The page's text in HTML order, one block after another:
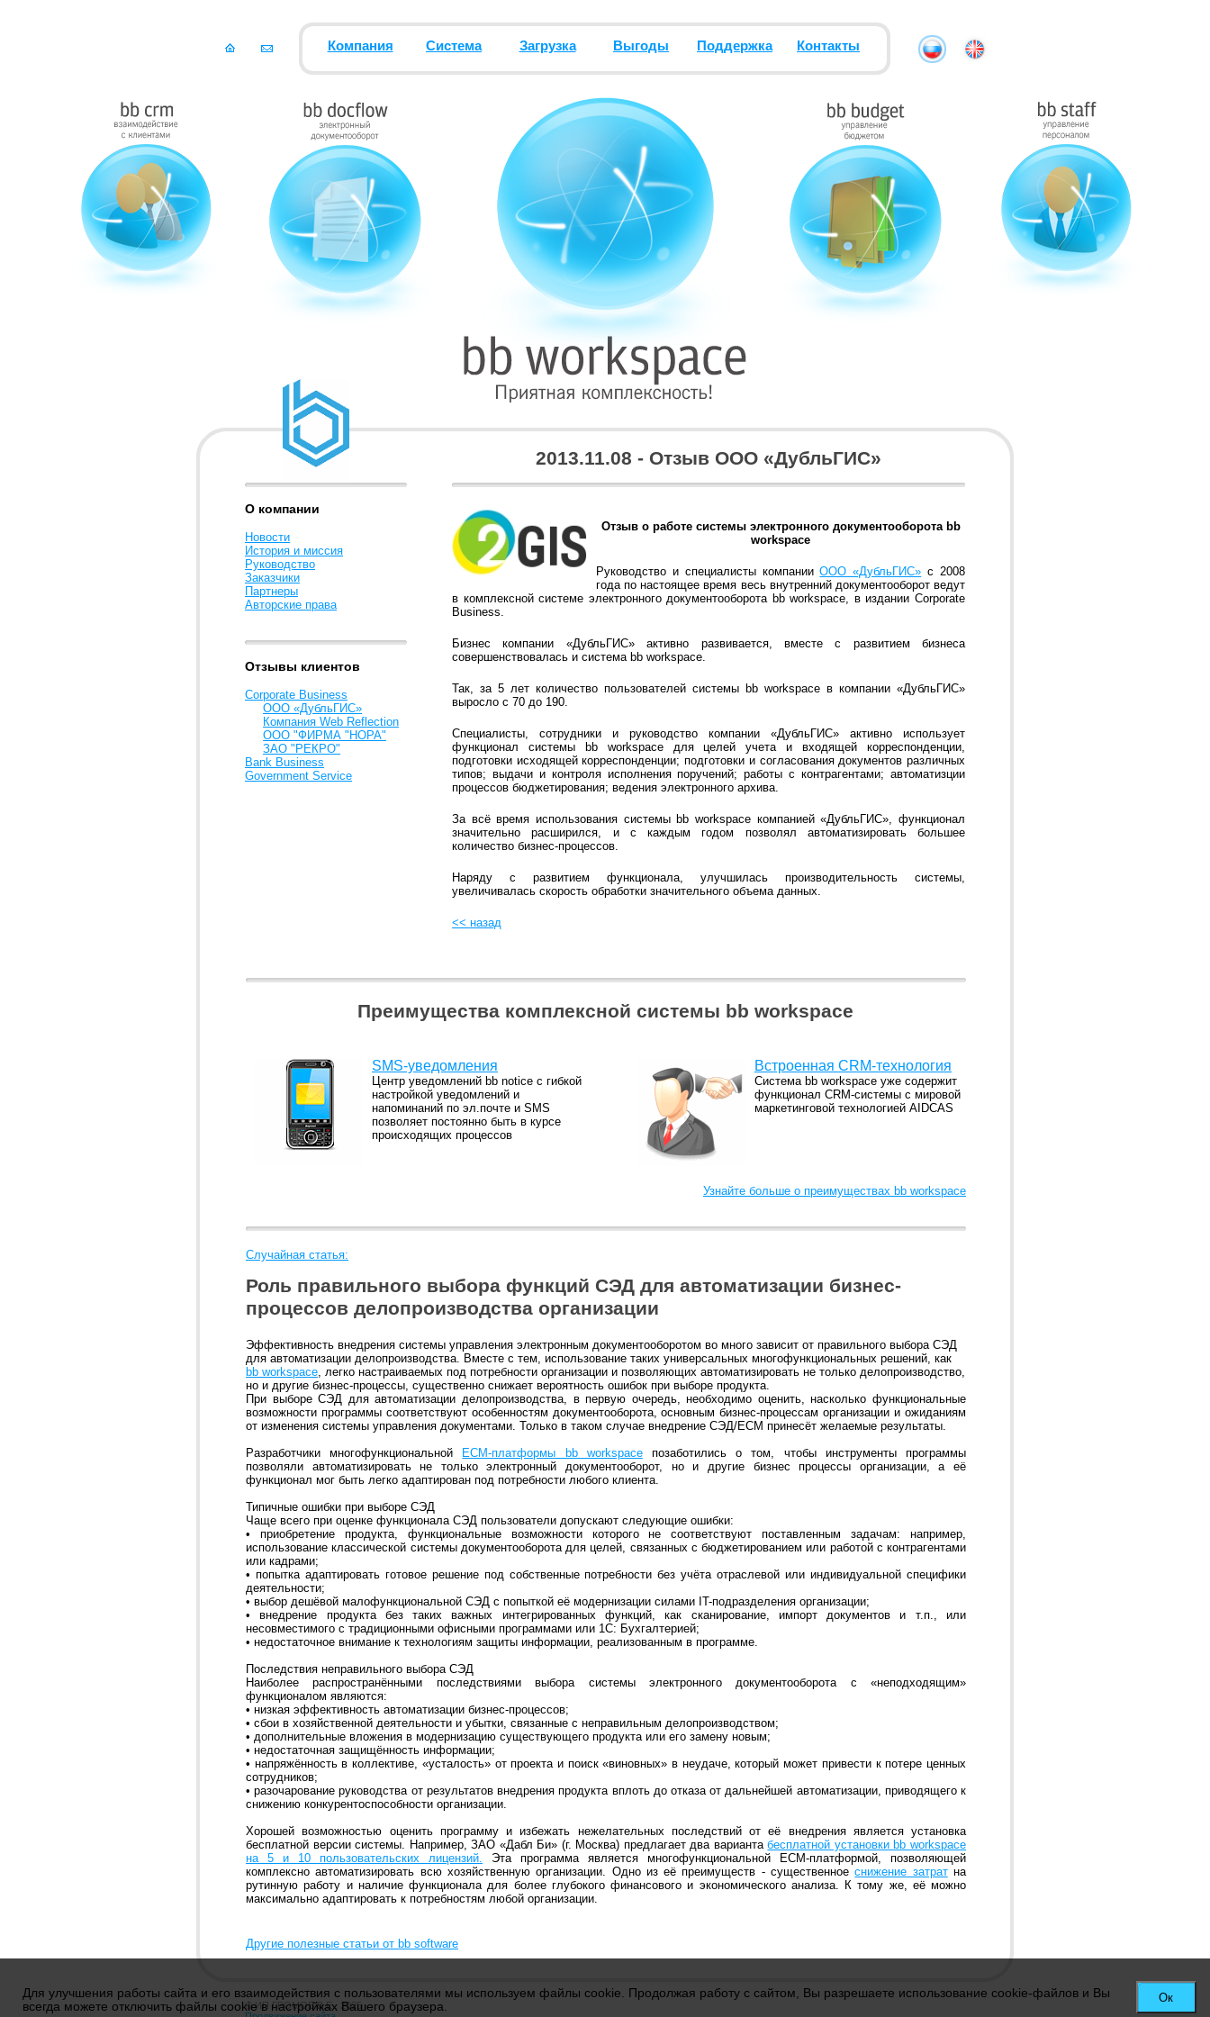
Компания Система Загрузка Выгоды Поддержка Контакты
О компании
Новости
История и миссия
Руководство
Заказчики
Партнеры
Авторские права
Отзывы клиентов
Corporate Business
ООО «ДубльГИС»
Компания Web Reflection
ООО "ФИРМА "НОРА"
ЗАО "РЕКРО"
Bank Business
Government Service
2013.11.08 - Отзыв ООО «ДубльГИС»
Отзыв о работе системы электронного документооборота bb
workspace
Руководство и специалисты компанииООО «ДубльГИС» с 2008
года по настоящее время весь внутренний документооборот ведут
в комплексной системе электронного документооборота bb workspace, в издании Corporate
Business.
Бизнес компании «ДубльГИС» активно развивается, вместе с развитием бизнеса
совершенствовалась и система bb workspace.
Так, за 5 лет количество пользователей системы bb workspace в компании «ДубльГИС»
выросло с 70 до 190.
Специалисты, сотрудники и руководство компании «ДубльГИС» активно использует
функционал системы bb workspace для целей учета и входящей корреспонденции,
подготовки исходящей корреспонденции; подготовки и согласования документов различных
типов; выдачи и контроля исполнения поручений; работы с контрагентами; автоматизции
процессов бюджетирования; ведения электронного архива.
За всё время использования системы bb workspace компанией «ДубльГИС», функционал
значительно расширился, и с каждым годом позволял автоматизировать большее
количество бизнес-процессов.
Наряду с развитием функционала, улучшилась производительность системы,
увеличивалась скорость обработки значительного объема данных.
<< назад
Преимущества комплексной системы bb workspace
SMS-уведомления
Центр уведомлений bb notice с гибкой
настройкой уведомлений и
напоминаний по эл.почте и SMS
позволяет постоянно быть в курсе
происходящих процессов
Встроенная CRM-технология
Система bb workspace уже содержит
функционал CRM-системы с мировой
маркетинговой технологией AIDCAS
Узнайте больше о преимуществах bb workspace
Случайная статья:
Роль правильного выбора функций СЭД для автоматизации бизнес-
процессов делопроизводства организации
Эффективность внедрения системы управления электронным документооборотом во много зависит от правильного выбора СЭД
для автоматизации делопроизводства. Вместе с тем, использование таких универсальных многофункциональных решений, как
bb workspace, легко настраиваемых под потребности организации и позволяющих автоматизировать не только делопроизводство,
но и другие бизнес-процессы, существенно снижает вероятность ошибок при выборе продукта.
При выборе СЭД для автоматизации делопроизводства, в первую очередь, необходимо оценить, насколько функциональные
возможности программы соответствуют особенностям документооборота, основным бизнес-процессам организации и ожиданиям
от изменения системы управления документами. Только в таком случае внедрение СЭД/ECM принесёт желаемые результаты.
Разработчики многофункциональной
ECM-платформы bb workspaceпозаботились о том, чтобы инструменты программы
позволяли автоматизировать не только электронный документооборот, но и другие бизнес процессы организации, а её
функционал мог быть легко адаптирован под потребности любого клиента.
Типичные ошибки при выборе СЭД
Чаще всего при оценке функционала СЭД пользователи допускают следующие ошибки:
• приобретение продукта, функциональные возможности которого не соответствуют поставленным задачам: например,
использование классической системы документооборота для целей, связанных с бюджетированием или работой с контрагентами
или кадрами;
• попытка адаптировать готовое решение под собственные потребности без учёта отраслевой или индивидуальной специфики
деятельности;
• выбор дешёвой малофункциональной СЭД с попыткой её модернизации силами IT-подразделения организации;
• внедрение продукта без таких важных интегрированных функций, как сканирование, импорт документов и т.п., или
несовместимого с традиционными офисными программами или 1С: Бухгалтерией;
• недостаточное внимание к технологиям защиты информации, реализованным в программе.
Последствия неправильного выбора СЭД
Наиболее распространёнными последствиями выбора системы электронного документооборота с «неподходящим»
функционалом являются:
• низкая эффективность автоматизации бизнес-процессов;
• сбои в хозяйственной деятельности и убытки, связанные с неправильным делопроизводством;
• дополнительные вложения в модернизацию существующего продукта или его замену новым;
• недостаточная защищённость информации;
• напряжённость в коллективе, «усталость» от проекта и поиск «виновных» в неудаче, который может привести к потере ценных
сотрудников;
• разочарование руководства от результатов внедрения продукта вплоть до отказа от дальнейшей автоматизации, приводящего к
снижению конкурентоспособности организации.
Хорошей возможностью оценить программу и избежать нежелательных последствий от её внедрения является установка
бесплатной версии системы. Например, ЗАО «Дабл Би» (г. Москва) предлагает два вариантабесплатной установки bb workspace
на 5 и 10 пользовательских лицензий. Эта программа является многофункциональной ECM-платформой, позволяющей
комплексно автоматизировать всю хозяйственную организации. Одно из её преимуществ - существенноеснижение затратна
рутинную работу и наличие функционала для более глубокого финансового и экономического анализа. К тому же, её можно
максимально адаптировать к потребностям любой организации.
Другие полезные статьи от bb software
© ИП ГРОМОВ В.Е., 2025
Для улучшения работы сайта и его взаимодействия с пользователями мы используем файлы cookie. Продолжая работу с сайтом, Вы разрешаете использование cookie-файлов и Вы
всегда можете отключить файлы cookie в настройках Вашего браузера.
Ок